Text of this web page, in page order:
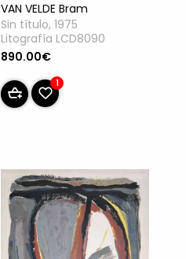
VAN VELDE Bram
Sin título, 1975
Litografía LCD8090
890.00€
1